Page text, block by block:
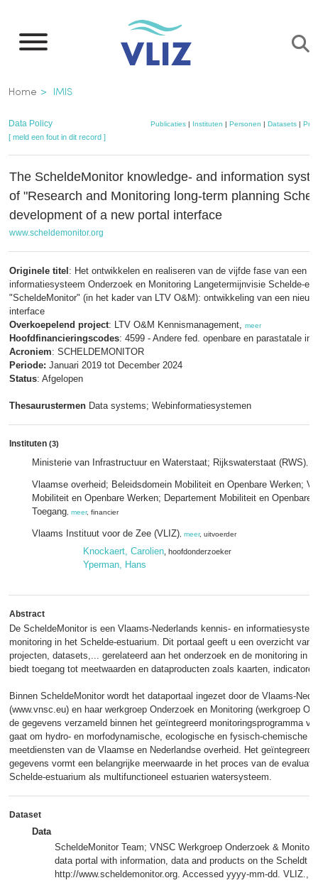
naar
inhoud
gaan
Kruimelpad
Home IMIS
Data Policy Publicaties| Instituten | Personen | Datasets|
[ meld een fout in dit record ]
The ScheldeMonitor knowledge- and information
of "Research and Monitoring long-term planning
development of a new portal interface
www.scheldemonitor.org
Originele titel : Het ontwikkelen en realiseren van de vijfde fase van een
informatiesysteem Onderzoek en Monitoring Langetermijnvisie Schelde-
"ScheldeMonitor" (in het kader van LTV O&M): ontwikkeling van een
interface
Overkoepelend project: LTV O&M Kennismanagement, meer
Hoofdfinancieringscodes: 4599 - Andere fed. openbare en parastatale
Acroniem: SCHELDEMONITOR
Periode: Januari 2019 tot December 2024
Status: Afgelopen
Thesaurustermen Data systems; Webinformatiesystemen
Instituten (3)
Ministerie van Infrastructuur en Waterstaat; Rijkswaterstaat (RWS)
Vlaamse overheid; Beleidsdomein Mobiliteit en Openbare Werken;
Mobiliteit en Openbare Werken; Departement Mobiliteit en Openbare
Toegang meer, financier
Vlaams Instituut voor de Zee (VLIZ) meer, uitvoerder
Knockaert, Carolien , hoofdonderzoeker
Yperman, Hans
Abstract
De ScheldeMonitor is een Vlaams-Nederlands kennis- en
monitoring in het Schelde-estuarium. Dit portaal geeft u een overzicht van
projecten, datasets,... gerelateerd aan het onderzoek en de monitoring in
biedt toegang tot meetwaarden en dataproducten zoals kaarten,
Binnen ScheldeMonitor wordt het dataportaal ingezet door de Vlaams-
(www.vnsc.eu) en haar werkgroep Onderzoek en Monitoring (werkgroep
de gegevens verzameld binnen het geïntegreerd monitoringsprogramma
gaat om hydro- en morfodynamische, ecologische en fysisch-chemische
meetdiensten van de Vlaamse en Nederlandse overheid. Het geïntegreerd
gegevens vormt een belangrijke meerwaarde in het proces van de
Schelde-estuarium als multifunctioneel estuarien watersysteem.
Dataset
Data
ScheldeMonitor Team; VNSC Werkgroep Onderzoek &
data portal with information, data and products on the Scheldt
http://www.scheldemonitor.org. Accessed yyyy-mm-dd. VLIZ.,